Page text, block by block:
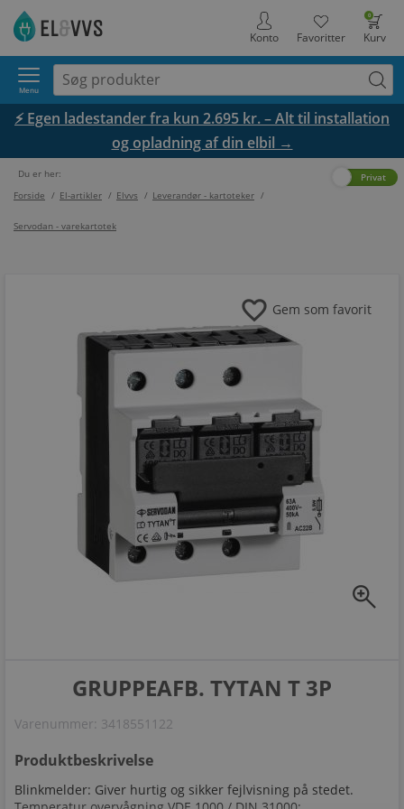
0
Kurv
Favoritter
Konto
Menu
⚡ Egen ladestander fra kun 2.695 kr. – Alt til installation
og opladning af din elbil →
Du er her:
Forside / El-artikler / Elvvs / Leverandør - kartoteker /
Servodan - varekartotek
Privat
zoom_in
favorite Gem som favorit
GRUPPEAFB. TYTAN T 3P
Varenummer: 3418551122
Produktbeskrivelse
Blinkmelder: Giver hurtig og sikker fejlvisning på stedet.